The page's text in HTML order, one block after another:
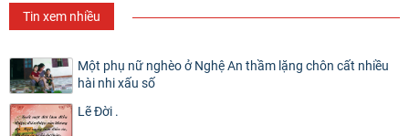
Tin xem nhiều
Một phụ nữ nghèo ở Nghệ An thầm lặng chôn cất nhiều
hài nhi xấu số
Lẽ Đời .